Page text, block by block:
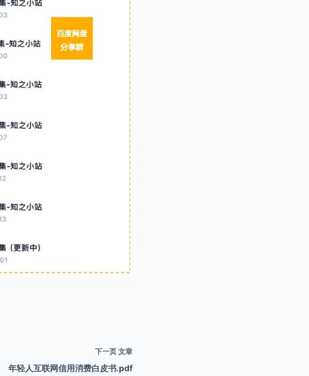
下一页 文章
年轻人互联网信用消费白皮书.pdf